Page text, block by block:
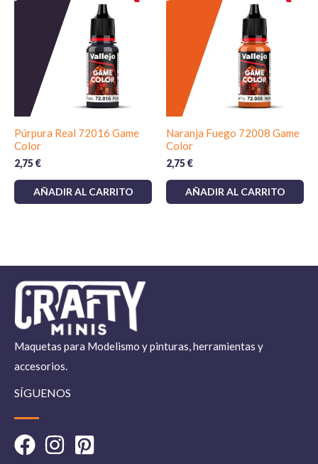
Púrpura Real 72016 Game
Color
2,75€
AÑADIR AL CARRITO
Naranja Fuego 72008 Game
Color
2,75€
AÑADIR AL CARRITO
Maquetas para Modelismo y pinturas, herramientas y
accesorios.
SÍGUENOS